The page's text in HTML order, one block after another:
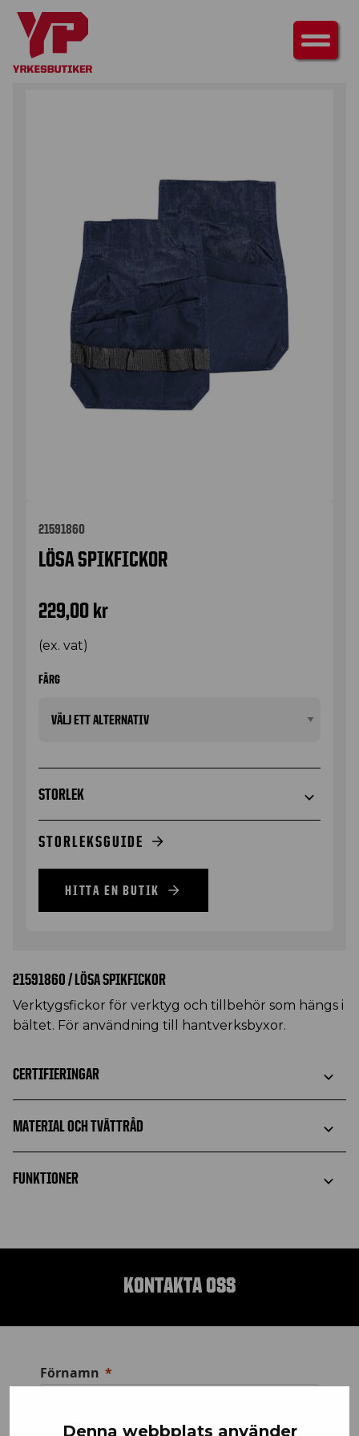
Denna webbplats använder
HEM TILLBEHÖR
21591860
LÖSA SPIKFICKOR
229,00 kr
(ex. vat)
FÄRG
STORLEK
STORLEKSGUIDE
HITTA EN BUTIK
21591860 / LÖSA SPIKFICKOR
Verktygsfickor för verktyg och tillbehör som hängs i
bältet. För användning till hantverksbyxor.
CERTIFIERINGAR
MATERIAL OCH TVÄTTRÅD
FUNKTIONER
KONTAKTA OSS
Förnamn